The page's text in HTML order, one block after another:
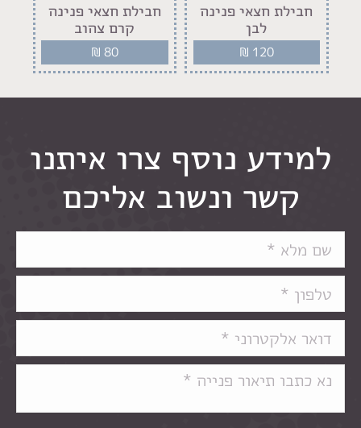
חבילת חצאי פנינה
לבן
₪ 120
חבילת חצאי פנינה
קרם צהוב
₪ 80
למידע נוסף צרו איתנו
קשר ונשוב אליכם